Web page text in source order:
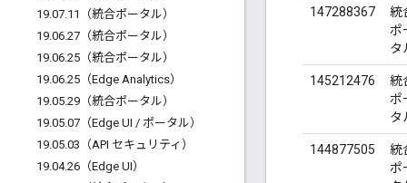
19.07.11（統合ポータル）
19.06.27（統合ポータル）
19.06.25（統合ポータル）
19.06.25（Edge Analytics）
19.05.29（統合ポータル）
19.05.07（Edge UI / ポータル）
19.05.03（API セキュリティ）
19.04.26（Edge UI）
147288367
統
ポ
タ
145212476
統
ポ
タ
144877505
統
ポ